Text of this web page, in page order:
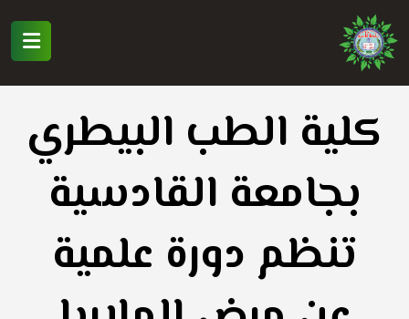
كلية الطب البيطري
بجامعة القادسية
تنظم دورة علمية